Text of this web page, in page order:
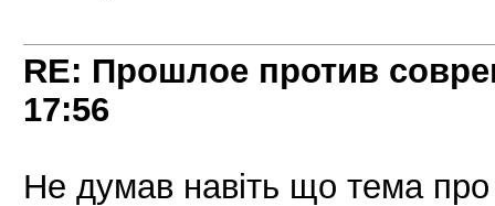
RE: Прошлое против
17:56
Не думав навіть що тема про